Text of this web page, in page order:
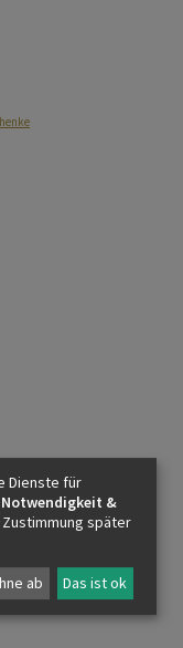
Dienste für
&
später
ab Das ist ok